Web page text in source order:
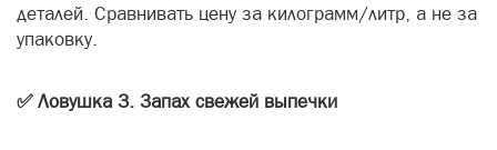
деталей. Сравнивать цену за килограмм/литр, а не за
упаковку.
✅ Ловушка 3. Запах свежей выпечки